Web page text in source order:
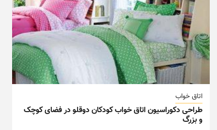
اتاق خواب
طراحی دکوراسیون اتاق خواب کودکان دوقلو در فضای کوچک
و بزرگ